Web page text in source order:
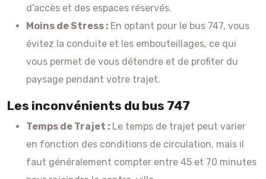
d’accès et des espaces réservés.
Moins de Stress : En optant pour le bus 747, vous
évitez la conduite et les embouteillages, ce qui
vous permet de vous détendre et de profiter du
paysage pendant votre trajet.
Les inconvénients du bus 747
Temps de Trajet : Le temps de trajet peut varier
en fonction des conditions de circulation, mais il
faut généralement compter entre 45 et 70 minutes